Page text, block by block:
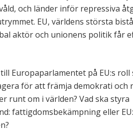
och länder inför repressiva
EU, världens största
aktör och unionens politik får
Europaparlamentet på EU:s roll
för att främja demokrati och
runt om i världen? Vad ska styra
fattigdomsbekämpning eller